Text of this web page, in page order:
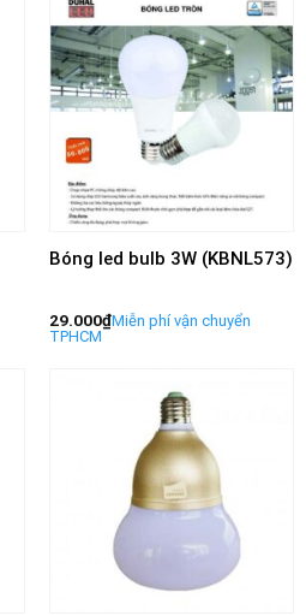
Bóng led bulb 3W (KBNL573)
29.000₫